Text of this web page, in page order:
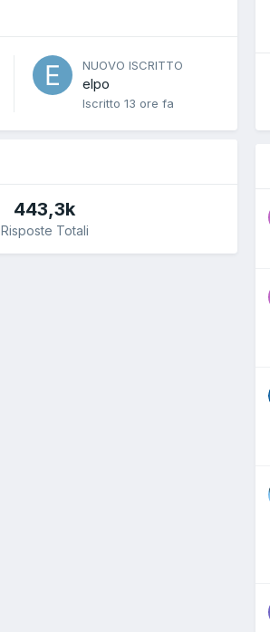
NUOVO ISCRITTO
elpo
Iscritto 13 ore fa
443,3k
Risposte Totali